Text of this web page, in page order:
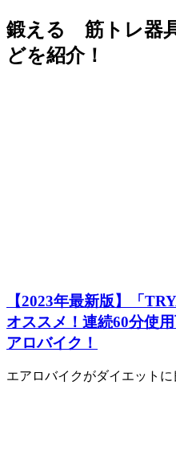
鍛える 筋トレ器
どを紹介！
【2023年最新版】「
オススメ！連続60分使
アロバイク！
エアロバイクがダイエット